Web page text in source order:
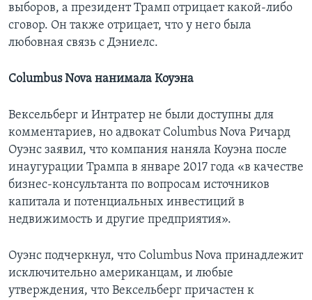
выборов, а президент Трамп отрицает какой-либо
сговор. Он также отрицает, что у него была
любовная связь с Дэниелс.
Columbus Nova нанимала Коуэна
Вексельберг и Интратер не были доступны для
комментариев, но адвокат Columbus Nova Ричард
Оуэнс заявил, что компания наняла Коуэна после
инаугурации Трампа в январе 2017 года «в качестве
бизнес-консультанта по вопросам источников
капитала и потенциальных инвестиций в
недвижимость и другие предприятия».
Оуэнс подчеркнул, что Columbus Nova принадлежит
исключительно американцам, и любые
утверждения, что Вексельберг причастен к